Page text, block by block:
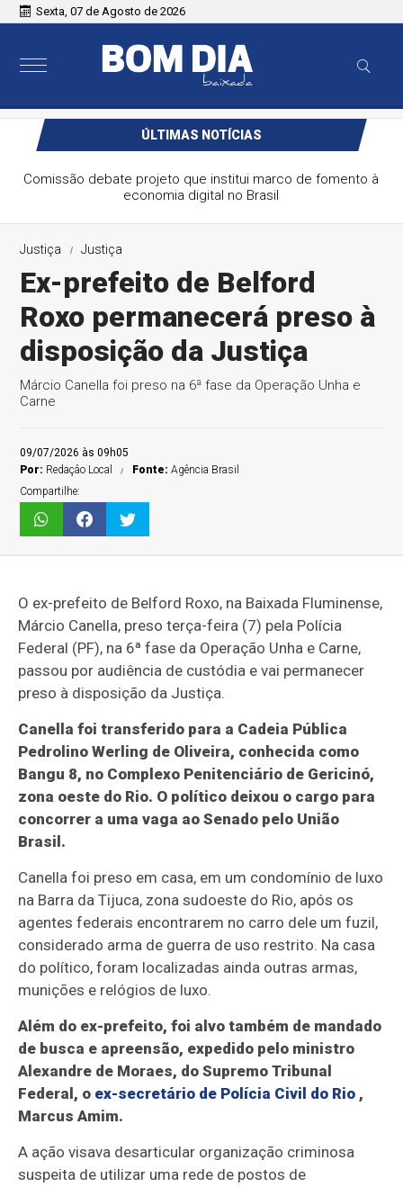
Sexta, 07 de Agosto de 2026
ÚLTIMAS NOTÍCIAS
Comissão debate projeto que institui marco de fomento à
economia digital no Brasil
Justiça Justiça
Ex-prefeito de Belford
Roxo permanecerá preso à
disposição da Justiça
Márcio Canella foi preso na 6ª fase da Operação Unha e
Carne
09/07/2026 às 09h05
Por: Redaçâo Local Fonte:Agência Brasil
Compartilhe:
O ex-prefeito de Belford Roxo, na Baixada Fluminense,
Márcio Canella, preso terça-feira (7) pela Polícia
Federal (PF), na 6ª fase da Operação Unha e Carne,
passou por audiência de custódia e vai permanecer
preso à disposição da Justiça.
Canella foi transferido para a Cadeia Pública
Pedrolino Werling de Oliveira, conhecida como
Bangu 8, no Complexo Penitenciário de Gericinó,
zona oeste do Rio. O político deixou o cargo para
concorrer a uma vaga ao Senado pelo União
Brasil.
Canella foi preso em casa, em um condomínio de luxo
na Barra da Tijuca, zona sudoeste do Rio, após os
agentes federais encontrarem no carro dele um fuzil,
considerado arma de guerra de uso restrito. Na casa
do político, foram localizadas ainda outras armas,
munições e relógios de luxo.
Além do ex-prefeito, foi alvo também de mandado
de busca e apreensão, expedido pelo ministro
Alexandre de Moraes, do Supremo Tribunal
Federal, o ex-secretário de Polícia Civil do Rio ,
Marcus Amim.
A ação visava desarticular organização criminosa
suspeita de utilizar uma rede de postos de